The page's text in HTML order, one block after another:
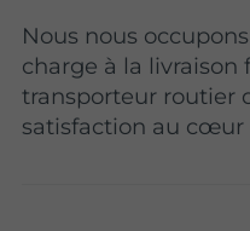
Nous nous
charge à la livraison
transporteur routier
satisfaction au cœur